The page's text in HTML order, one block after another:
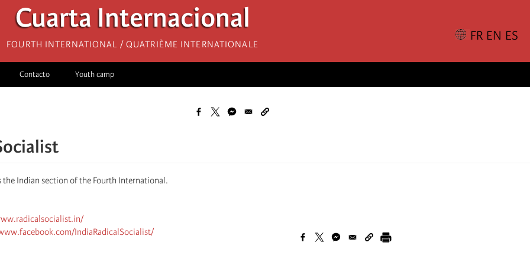
Cuarta Internacional
Fourth International / Quatrième internationale
Contacto Youth camp
the Indian section of the Fourth International.
IndiaRadicalSocialist/